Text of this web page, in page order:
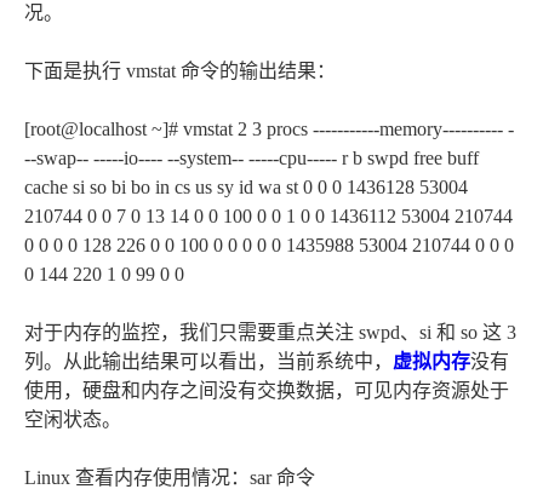
况。
下面是执行 vmstat 命令的输出结果：
[root@localhost ~]# vmstat 2 3 procs -----------memory---------- -
--swap-- -----io---- --system-- -----cpu----- r b swpd free buff
cache si so bi bo in cs us sy id wa st 0 0 0 1436128 53004
210744 0 0 7 0 13 14 0 0 100 0 0 1 0 0 1436112 53004 210744
0 0 0 0 128 226 0 0 100 0 0 0 0 0 1435988 53004 210744 0 0 0
0 144 220 1 0 99 0 0
对于内存的监控，我们只需要重点关注 swpd、si 和 so 这 3
列。从此输出结果可以看出，当前系统中， 虚拟内存没有
使用，硬盘和内存之间没有交换数据，可见内存资源处于
空闲状态。
Linux 查看内存使用情况：sar 命令